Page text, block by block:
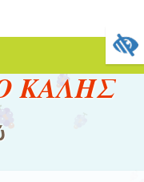
ΚΑΛΗΣ